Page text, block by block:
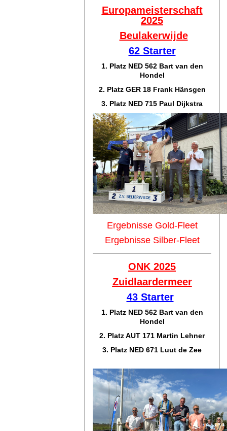
Europameisterschaft
2025
Beulakerwijde
62 Starter
1. Platz NED 562 Bart van den
Hondel
2. Platz GER 18 Frank Hänsgen
3. Platz NED 715 Paul Dijkstra
Ergebnisse Gold-Fleet
Ergebnisse Silber-Fleet
ONK 2025
Zuidlaardermeer
43 Starter
1. Platz NED 562 Bart van den
Hondel
2. Platz AUT 171 Martin Lehner
3. Platz NED 671 Luut de Zee